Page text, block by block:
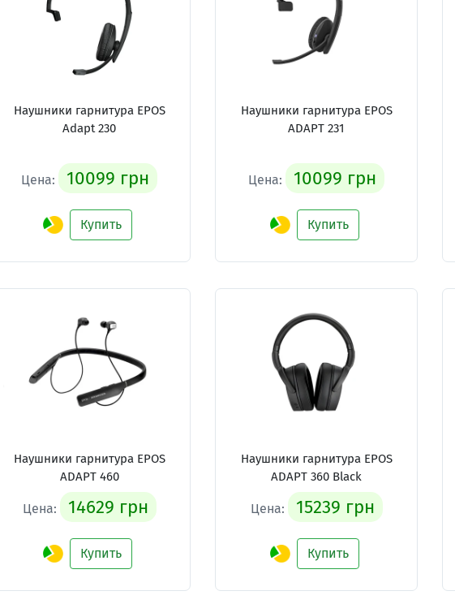
Наушники гарнитура EPOS
Adapt 230
Цена: 10099 грн
Купить
Наушники гарнитура EPOS
ADAPT 231
Цена: 10099 грн
Купить
Наушники гарнитура EPOS
ADAPT 460
Цена: 14629 грн
Купить
Наушники гарнитура EPOS
ADAPT 360 Black
Цена: 15239 грн
Купить